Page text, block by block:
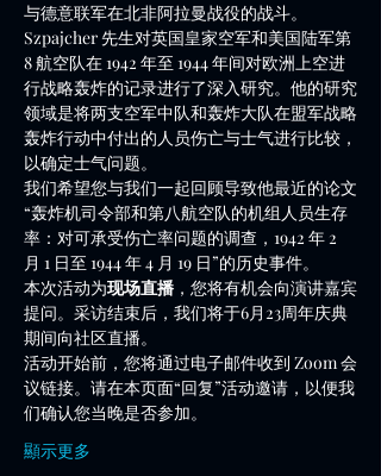
与德意联军在北非阿拉曼战役的战斗。
Szpajcher 先生对英国皇家空军和美国陆军第
8 航空队在 1942 年至 1944 年间对欧洲上空进
行战略轰炸的记录进行了深入研究。他的研究
领域是将两支空军中队和轰炸大队在盟军战略
轰炸行动中付出的人员伤亡与士气进行比较，
以确定士气问题。
我们希望您与我们一起回顾导致他最近的论文
“轰炸机司令部和第八航空队的机组人员生存
率：对可承受伤亡率问题的调查，1942 年 2
月 1 日至 1944 年 4 月 19 日”的历史事件。
本次活动为现场直播 ，您将有机会向演讲嘉宾
提问。采访结束后，我们将于6月23周年庆典
期间向社区直播。
活动开始前，您将通过电子邮件收到 Zoom 会
议链接。请在本页面“回复”活动邀请，以便我
们确认您当晚是否参加。
顯示更多